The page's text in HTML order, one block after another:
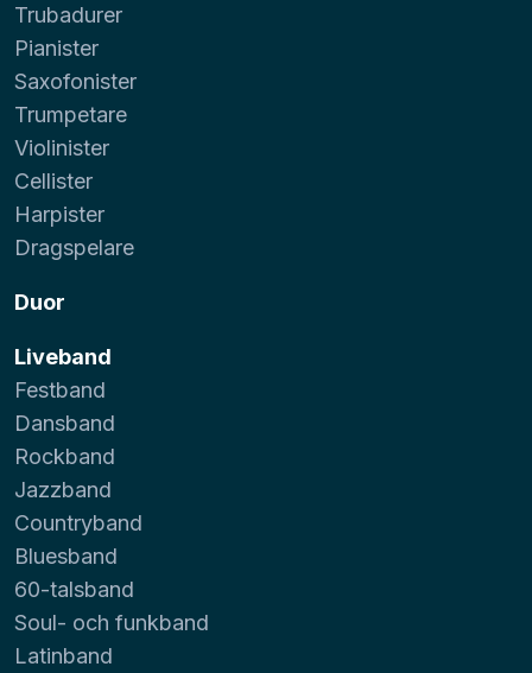
Trubadurer
Pianister
Saxofonister
Trumpetare
Violinister
Cellister
Harpister
Dragspelare
Duor
Liveband
Festband
Dansband
Rockband
Jazzband
Countryband
Bluesband
60-talsband
Soul- och funkband
Latinband